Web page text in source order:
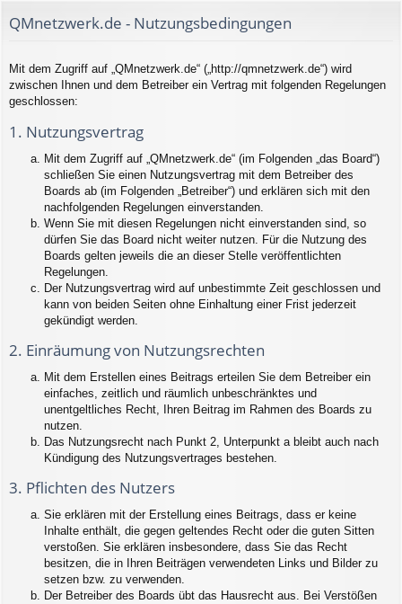
QMnetzwerk.de - Nutzungsbedingungen
Mit dem Zugriff auf „QMnetzwerk.de“ („http://qmnetzwerk.de“) wird
zwischen Ihnen und dem Betreiber ein Vertrag mit folgenden Regelungen
geschlossen:
1. Nutzungsvertrag
Mit dem Zugriff auf „QMnetzwerk.de“ (im Folgenden „das Board“)
schließen Sie einen Nutzungsvertrag mit dem Betreiber des
Boards ab (im Folgenden „Betreiber“) und erklären sich mit den
nachfolgenden Regelungen einverstanden.
Wenn Sie mit diesen Regelungen nicht einverstanden sind, so
dürfen Sie das Board nicht weiter nutzen. Für die Nutzung des
Boards gelten jeweils die an dieser Stelle veröffentlichten
Regelungen.
Der Nutzungsvertrag wird auf unbestimmte Zeit geschlossen und
kann von beiden Seiten ohne Einhaltung einer Frist jederzeit
gekündigt werden.
2. Einräumung von Nutzungsrechten
Mit dem Erstellen eines Beitrags erteilen Sie dem Betreiber ein
einfaches, zeitlich und räumlich unbeschränktes und
unentgeltliches Recht, Ihren Beitrag im Rahmen des Boards zu
nutzen.
Das Nutzungsrecht nach Punkt 2, Unterpunkt a bleibt auch nach
Kündigung des Nutzungsvertrages bestehen.
3. Pflichten des Nutzers
Sie erklären mit der Erstellung eines Beitrags, dass er keine
Inhalte enthält, die gegen geltendes Recht oder die guten Sitten
verstoßen. Sie erklären insbesondere, dass Sie das Recht
besitzen, die in Ihren Beiträgen verwendeten Links und Bilder zu
setzen bzw. zu verwenden.
Der Betreiber des Boards übt das Hausrecht aus. Bei Verstößen